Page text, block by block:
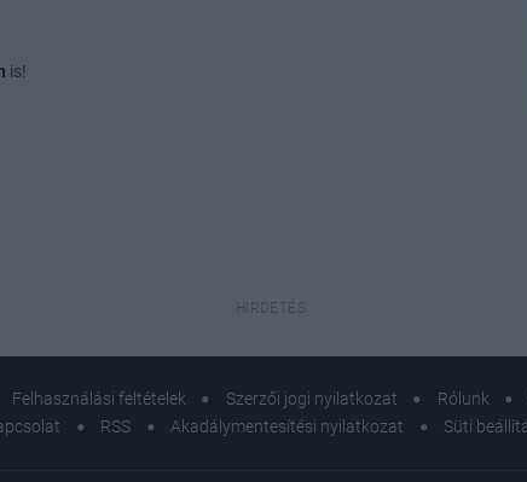
is!
Felhasználási feltételek Szerzői jogi nyilatkozat Rólunk
RSS Akadálymentesítési nyilatkozat Süti